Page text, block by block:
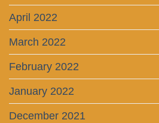
April 2022
March 2022
February 2022
January 2022
December 2021